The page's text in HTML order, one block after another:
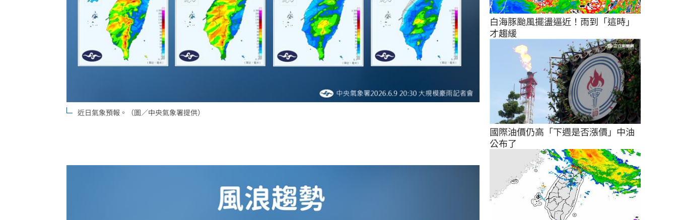
近日氣象預報。（圖／中央氣象署提供）
白海豚颱風擺盪逼近！雨到「這時」
才趨緩
國際油價仍高「下週是否漲價」中油
公布了